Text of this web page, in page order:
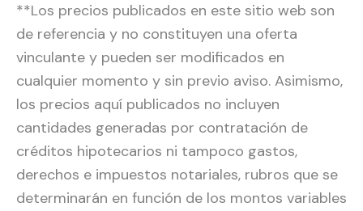
**Los precios publicados en este sitio web son
de referencia y no constituyen una oferta
vinculante y pueden ser modificados en
cualquier momento y sin previo aviso. Asimismo,
los precios aquí publicados no incluyen
cantidades generadas por contratación de
créditos hipotecarios ni tampoco gastos,
derechos e impuestos notariales, rubros que se
determinarán en función de los montos variables